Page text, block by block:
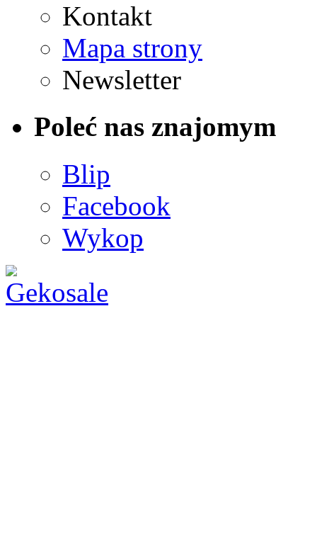
Kontakt
Mapa strony
Newsletter
Poleć nas znajomym
Blip
Facebook
Wykop